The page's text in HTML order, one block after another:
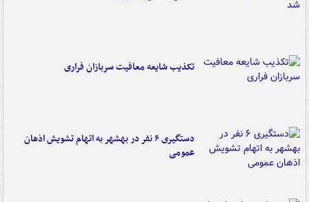
تکذیب شایعه معافیت سربازان فراری
دستگیری ۶ نفر در بهشهر به اتهام تشویش اذهان
عمومی